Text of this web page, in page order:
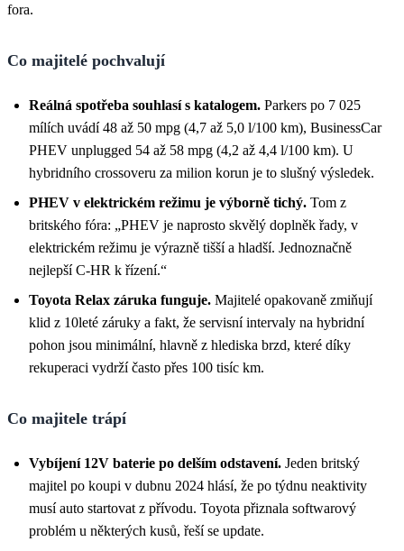
fora.
Co majitelé pochvalují
Reálná spotřeba souhlasí s katalogem. Parkers po 7 025
mílích uvádí 48 až 50 mpg (4,7 až 5,0 l/100 km), BusinessCar
PHEV unplugged 54 až 58 mpg (4,2 až 4,4 l/100 km). U
hybridního crossoveru za milion korun je to slušný výsledek.
PHEV v elektrickém režimu je výborně tichý. Tom z
britského fóra: „PHEV je naprosto skvělý doplněk řady, v
elektrickém režimu je výrazně tišší a hladší. Jednoznačně
nejlepší C-HR k řízení.“
Toyota Relax záruka funguje. Majitelé opakovaně zmiňují
klid z 10leté záruky a fakt, že servisní intervaly na hybridní
pohon jsou minimální, hlavně z hlediska brzd, které díky
rekuperaci vydrží často přes 100 tisíc km.
Co majitele trápí
Vybíjení 12V baterie po delším odstavení. Jeden britský
majitel po koupi v dubnu 2024 hlásí, že po týdnu neaktivity
musí auto startovat z přívodu. Toyota přiznala softwarový
problém u některých kusů, řeší se update.